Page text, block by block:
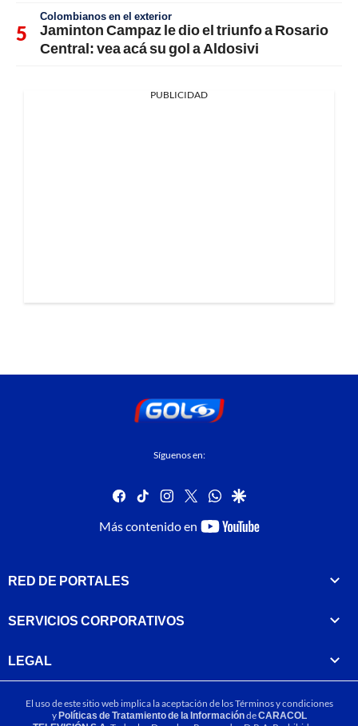
Colombianos en el exterior
Jaminton Campaz le dio el triunfo a Rosario
Central: vea acá su gol a Aldosivi
PUBLICIDAD
Síguenos en:
facebook
tiktok instagram
twitterwhatsapp
google
Más contenido en
youtube-
RED DE PORTALES
SERVICIOS CORPORATIVOS
LEGAL
El uso de este sitio web implica la aceptación de losTérminos y condiciones
yPolíticas de Tratamiento de la InformacióndeCARACOL